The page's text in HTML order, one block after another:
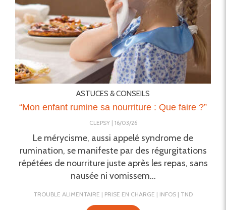
ASTUCES & CONSEILS
“Mon enfant rumine sa nourriture : Que faire ?”
CLEPSY 16/03/26
Le mérycisme, aussi appelé syndrome de
rumination, se manifeste par des régurgitations
répétées de nourriture juste après les repas, sans
nausée ni vomissem...
TROUBLE ALIMENTAIRE PRISE EN CHARGE INFOS TND